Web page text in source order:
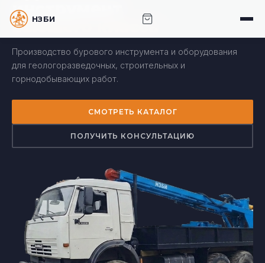
инструмент
высшего класса
Производство бурового инструмента и оборудования
для геологоразведочных, строительных и
горнодобывающих работ.
СМОТРЕТЬ КАТАЛОГ
ПОЛУЧИТЬ КОНСУЛЬТАЦИЮ